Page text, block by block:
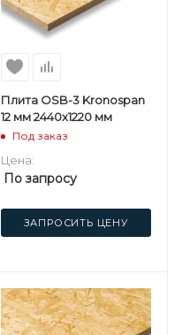
Плита OSB-3 Kronospan
12 мм 2440х1220 мм
Под заказ
Цена:
По запросу
ЗАПРОСИТЬ ЦЕНУ